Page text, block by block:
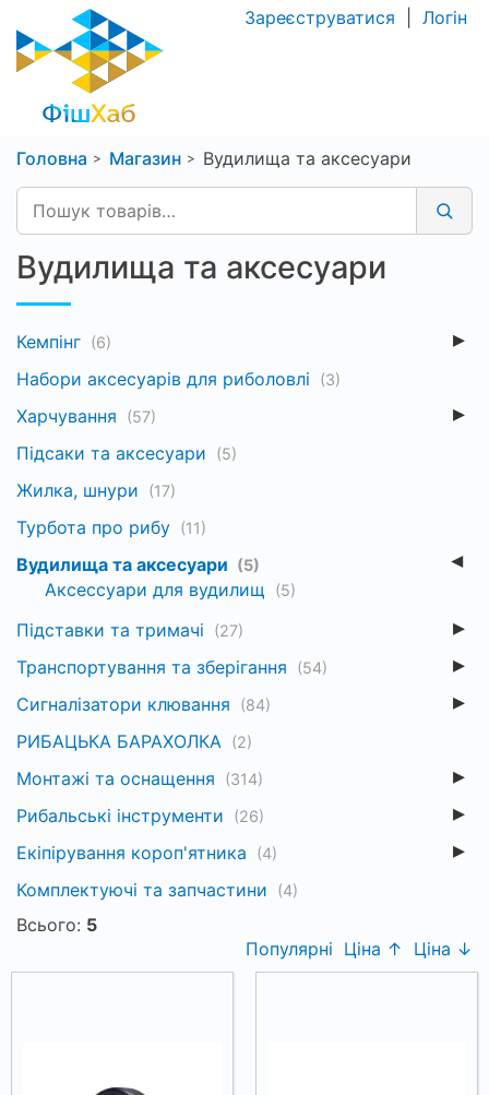
Зареєструватися Логін
Головна Магазин Вудилища та аксесуари
Вудилища та аксесуари
Кемпінг (6)
Набори аксесуарів для риболовлі (3)
Харчування (57)
Підсаки та аксесуари (5)
Жилка, шнури (17)
Турбота про рибу (11)
Вудилища та аксесуари (5)
Аксессуари для вудилищ (5)
Підставки та тримачі (27)
Транспортування та зберігання (54)
Сигналізатори клювання (84)
РИБАЦЬКА БАРАХОЛКА (2)
Монтажі та оснащення (314)
Рибальські інструменти (26)
Екіпірування короп'ятника (4)
Комплектуючі та запчастини (4)
Всього: 5
Популярні Ціна ↑ Ціна ↓